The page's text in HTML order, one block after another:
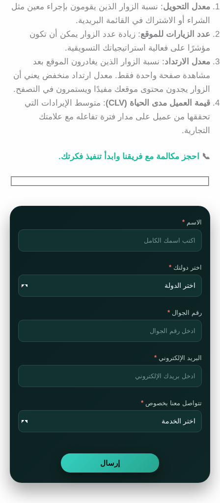
معدل التحويل: نسبة الزوار الذين يقومون بإجراء معين مثل
الشراء أو الاشتراك في القائمة البريدية.
عدد الزيارات للموقع: زيادة عدد الزوار يمكن أن تكون
مؤشرًا على فعالية استراتيجياتك التسويقية.
معدل الارتداد: نسبة الزوار الذين يغادرون الموقع بعد
مشاهدة صفحة واحدة فقط. معدل ارتداد منخفض يعني أن
الزوار يجدون محتوى موقعك مفيدًا ويستمرون في التصفح.
قيمة العميل مدى الحياة (CLV)
: متوسط الإيرادات التي
تحققها من عميل على مدار فترة تفاعله مع علامتك
التجارية.
📞 احجز مكالمة مع فريقنا وابدأ تنفيذ فكرتك.
الاسم
اختر دولتك
رقم الجوال
البريد الإلكتروني
تتواصل معنا بخصوص